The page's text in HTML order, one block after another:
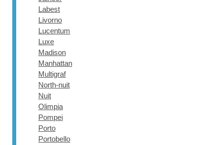
Labest
Livorno
Lucentum
Luxe
Madison
Manhattan
Multigraf
North-nuit
Nuit
Olimpia
Pompei
Porto
Portobello